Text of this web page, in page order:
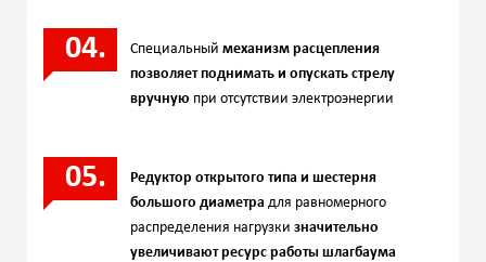
Специальный механизм расцепления
позволяет поднимать и опускать стрелу
вручную при отсутствии электроэнергии
Редуктор открытого типа и шестерня
большого диаметра для равномерного
распределения нагрузки значительно
увеличивают ресурс работы шлагбаума